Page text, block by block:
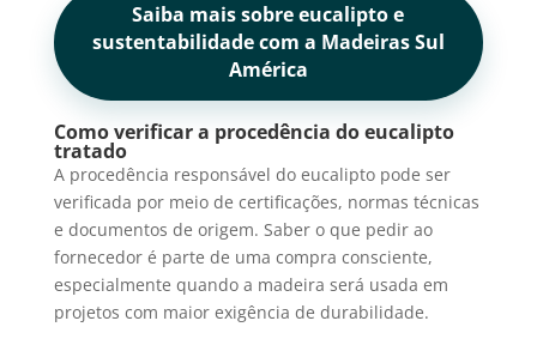
Saiba mais sobre eucalipto e
sustentabilidade com a Madeiras Sul
América
Como verificar a procedência do eucalipto
tratado
A procedência responsável do eucalipto pode ser
verificada por meio de certificações, normas técnicas
e documentos de origem. Saber o que pedir ao
fornecedor é parte de uma compra consciente,
especialmente quando a madeira será usada em
projetos com maior exigência de durabilidade.